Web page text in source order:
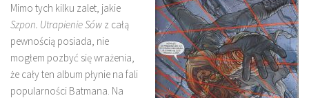
Mimo tych kilku zalet, jakie
Szpon. Utrapienie Sów z całą
pewnością posiada, nie
mogłem pozbyć się wrażenia,
że cały ten album płynie na fali
popularności Batmana. Na